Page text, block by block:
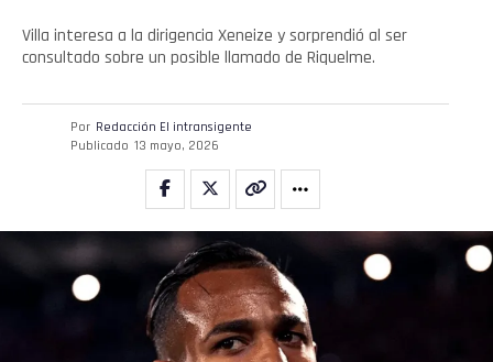
Villa interesa a la dirigencia Xeneize y sorprendió al ser
consultado sobre un posible llamado de Riquelme.
Por Redacción El intransigente
Publicado 13 mayo, 2026